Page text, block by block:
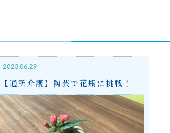
2023.06.29
【通所介護】陶芸で花瓶に挑戦！